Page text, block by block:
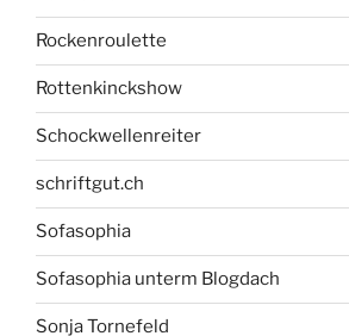
Rockenroulette
Rottenkinckshow
Schockwellenreiter
schriftgut.ch
Sofasophia
Sofasophia unterm Blogdach
Sonja Tornefeld